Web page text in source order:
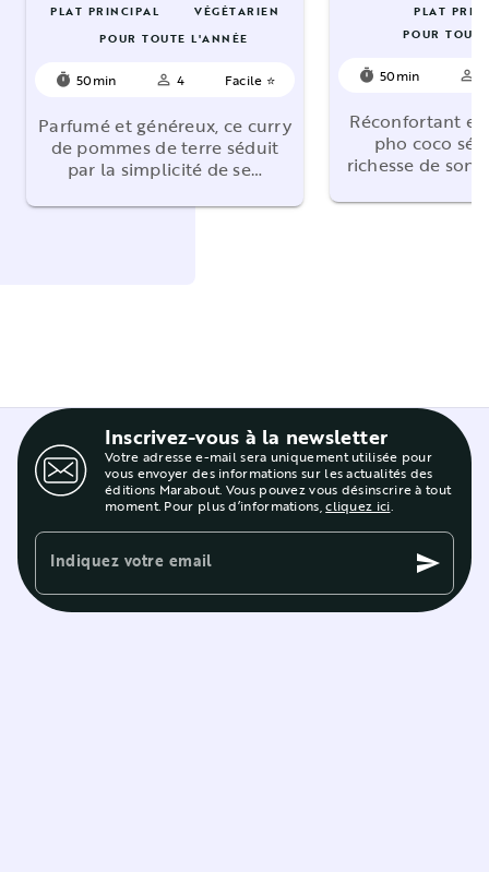
PLAT PRINCIPAL
VÉGÉTARIEN
POUR TOUTE L'ANNÉE
timer 50min person_outline 4 Facile ⭐
Parfumé et généreux, ce curry
de pommes de terre séduit
par la simplicité de se…
PLAT
POUR
timer 50min person_outline
Réconfortant et
pho coco
richesse de son
Inscrivez-vous à la newsletter
Votre adresse e-mail sera uniquement utilisée pour
vous envoyer des informations sur les actualités des
éditions Marabout. Vous pouvez vous désinscrire à tout
moment. Pour plus d’informations,cliquez ici.
Indiquez votre email send